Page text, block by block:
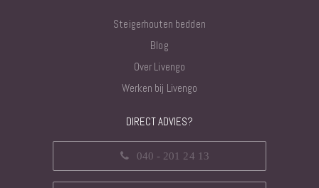
Steigerhouten bedden
Blog
Over Livengo
Werken bij Livengo
DIRECT ADVIES?
040 - 201 24 13